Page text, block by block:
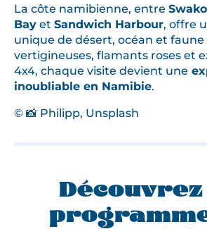
La côte namibienne, entre
Bay et Sandwich Harbour, offre
unique de désert, océan et
vertigineuses, flamants roses et
4x4, chaque visite devient une
inoubliable en Namibie.
© 📸 Philipp, Unsplash
Découvrez